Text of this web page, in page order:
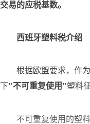
交易的应税基数。
西班牙塑料税介绍
根据欧盟要求，作
下"不可重复使用"塑料
不可重复使用的塑